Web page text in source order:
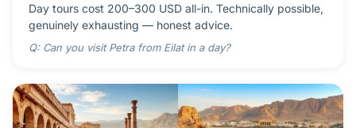
Day tours cost 200–300 USD all-in. Technically possible,
genuinely exhausting — honest advice.
Q: Can you visit Petra from Eilat in a day?